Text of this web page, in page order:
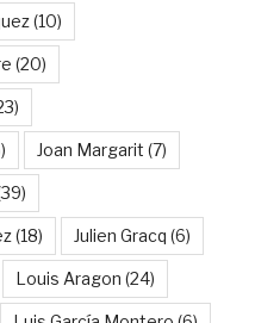
(10)
(20)
Joan Margarit (7)
(18) Julien Gracq (6)
Louis Aragon (24)